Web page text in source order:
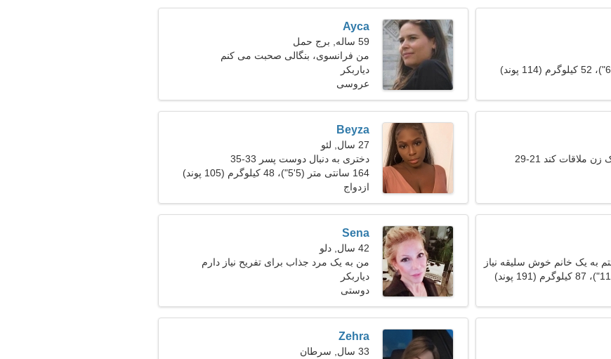
Ayca
59 ساله, برج حمل
من فرانسوی، بنگالی صحبت می کنم
دیاربکر
عروسی
ملاقات کند 21-29
Beyza
27 سال, لئو
دختری به دنبال دوست پسر 33-35
164 سانتی متر (5'5")، 48 کیلوگرم (105 پوند)
ازدواج
به یک خانم خوش سلیقه نیاز
Sena
42 سال, دلو
من به یک مرد جذاب برای تفریح نیاز دارم
دیاربکر
دوستی
Zehra
33 سال, سرطان